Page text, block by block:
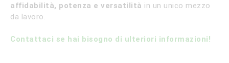
affidabilità, potenza e versatilità in un unico mezzo
da lavoro.
Contattaci se hai bisogno di ulteriori informazioni!